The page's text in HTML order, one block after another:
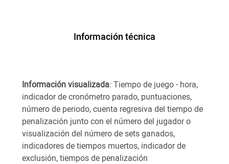
Información técnica
Información visualizada: Tiempo de juego - hora,
indicador de cronómetro parado, puntuaciones,
número de periodo, cuenta regresiva del tiempo de
penalización junto con el número del jugador o
visualización del número de sets ganados,
indicadores de tiempos muertos, indicador de
exclusión, tiempos de penalización